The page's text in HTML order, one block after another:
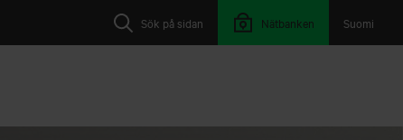
Suomi
Sök på sidan Nätbanken